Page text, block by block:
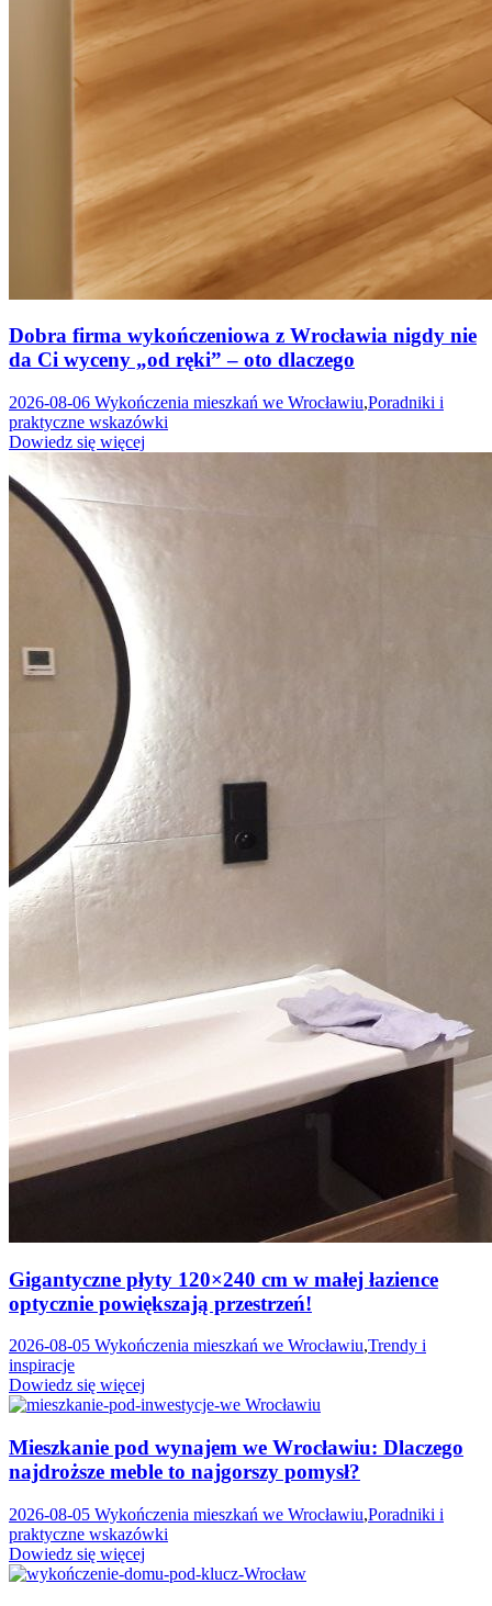
Dobra firma wykończeniowa z Wrocławia nigdy nie
da Ci wyceny „od ręki” – oto dlaczego
2026-08-06 Wykończenia mieszkań we Wrocławiu,Poradniki i
praktyczne wskazówki
Dowiedz się więcej
Gigantyczne płyty 120×240 cm w małej łazience
optycznie powiększają przestrzeń!
2026-08-05 Wykończenia mieszkań we Wrocławiu,Trendy i
inspiracje
Dowiedz się więcej
Mieszkanie pod wynajem we Wrocławiu: Dlaczego
najdroższe meble to najgorszy pomysł?
2026-08-05 Wykończenia mieszkań we Wrocławiu,Poradniki i
praktyczne wskazówki
Dowiedz się więcej